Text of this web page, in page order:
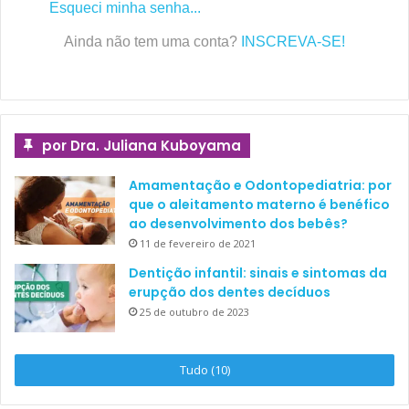
pode ser dividido em dois tipos:
noturno(excêntrico). O hábito, quando diurno (em vigília),
audíveis e o indivíduo pode fazê-lo de modo consciente ou
inconsciente. Muitas vezes, associam-se a outros hábitos
parafuncionais, como morder objetos, lábio e bochechas.
Veja também
Esqueci minha senha...
Ainda não tem uma conta? INSCREVA-SE!
por Dra. Juliana Kuboyama
Amamentação e Odontopediatria: por
que o aleitamento materno é benéfico
ao desenvolvimento dos bebês?
11 de fevereiro de 2021
Dentição infantil: sinais e sintomas da
erupção dos dentes decíduos
25 de outubro de 2023
Tudo (10)